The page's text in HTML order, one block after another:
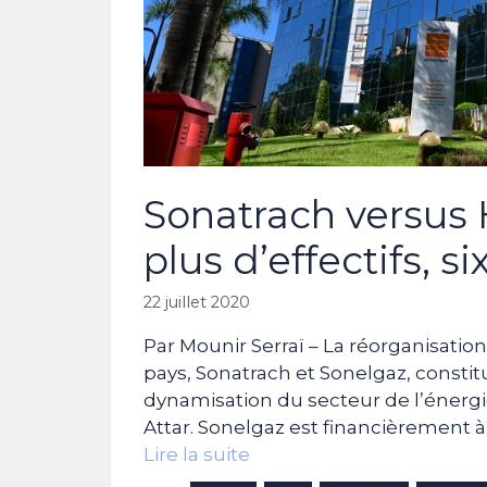
Sonatrach
plus d’effectifs,
22 juillet 2020
Par Mounir Serraï – La
pays, Sonatrach et Sonelgaz,
dynamisation du secteur de
Attar. Sonelgaz est financièrement
Lire la suite